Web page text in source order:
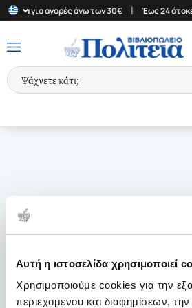
Αυτή η ιστοσελίδα χρησιμοποιεί
Χρησιμοποιούμε cookies για την
περιεχομένου και διαφημίσεων,
για αγορές άνω των 30€ Έως 24